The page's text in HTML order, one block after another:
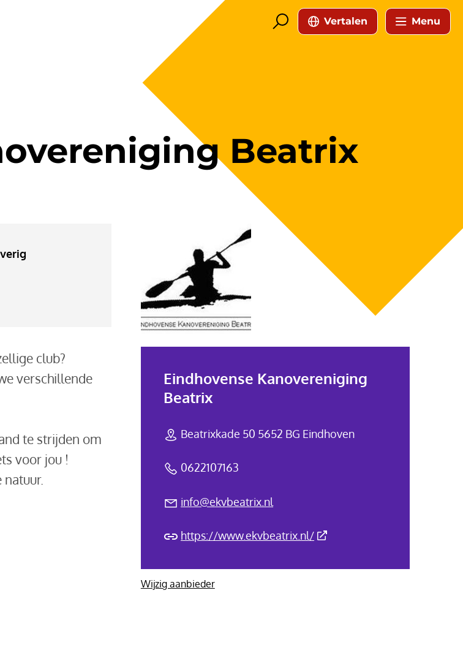
Vertalen Menu
Beatrix
club?​
verschillende
te strijden om
voor jou !
Eindhovense Kanovereniging
Beatrix
Beatrixkade 50 5652 BG Eindhoven
0622107163
info@ekvbeatrix.nl
https://www.ekvbeatrix.nl/(Deze link gaat naar een
Wijzig aanbieder